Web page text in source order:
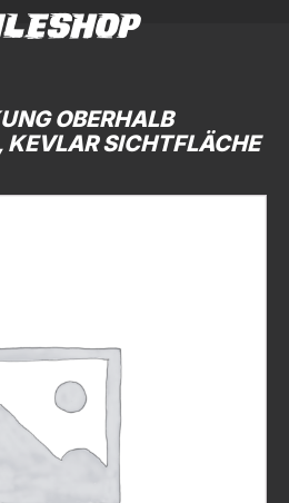
OBERHALB
KEVLAR SICHTFLÄCHE